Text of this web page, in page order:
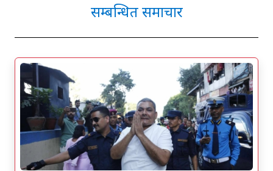
सम्बन्धित समाचार